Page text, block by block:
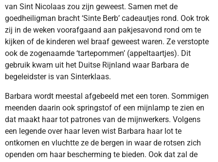
van Sint Nicolaas zou zijn geweest. Samen met de
goedheiligman bracht ‘Sinte Berb’ cadeautjes rond. Ook trok
zij in de weken voorafgaand aan pakjesavond rond om te
kijken of de kinderen wel braaf geweest waren. Ze verstopte
ook de zogenaamde ‘tartepommen’ (appeltaartjes). Dit
gebruik kwam uit het Duitse Rijnland waar Barbara de
begeleidster is van Sinterklaas.
Barbara wordt meestal afgebeeld met een toren. Sommigen
meenden daarin ook springstof of een mijnlamp te zien en
dat maakt haar tot patrones van de mijnwerkers. Volgens
een legende over haar leven wist Barbara haar lot te
ontkomen en vluchtte ze de bergen in waar de rotsen zich
openden om haar bescherming te bieden. Ook dat zal de